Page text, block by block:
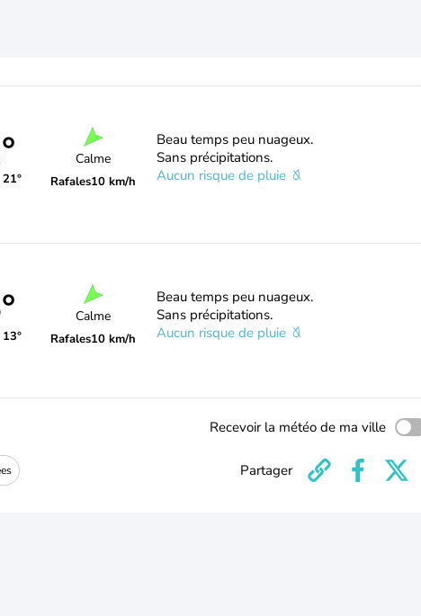
Calme
Rafales10 km/h
Beau temps peu nuageux.
Sans précipitations.
Aucun risque de pluie
Calme
Rafales10 km/h
Beau temps peu nuageux.
Sans précipitations.
Aucun risque de pluie
Recevoir la météo de ma ville
Partager